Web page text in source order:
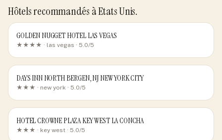
Hôtels recommandés à Etats Unis.
GOLDEN NUGGET HOTEL LAS VEGAS
★★★★ · las vegas · 5.0/5
DAYS INN NORTH BERGEN, NJ NEW YORK CITY
★★★ · new york · 5.0/5
HOTEL CROWNE PLAZA KEY WEST LA CONCHA
★★★ · key west · 5.0/5